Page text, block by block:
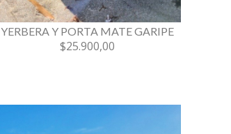
YERBERA Y PORTA MATE GARIPE
$25.900,00